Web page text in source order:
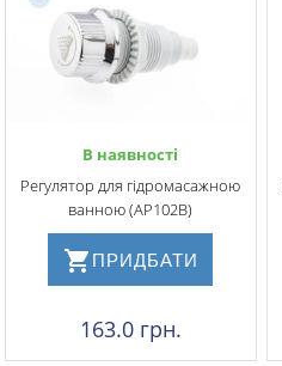
В наявності
Регулятор для гідромасажною
ванною (АР102В)
ПРИДБАТИ
163.0 грн.